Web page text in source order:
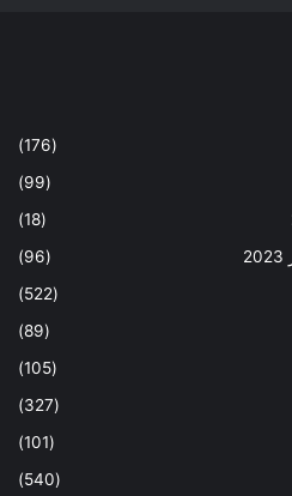
(176)
(99)
(18)
(96)
(522)
(89)
(105)
(327)
(101)
(540)